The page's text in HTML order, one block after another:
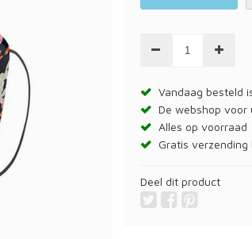
Vandaag besteld
De webshop
Alles op voorraad
Gratis
Deel dit product